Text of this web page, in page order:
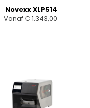
Novexx XLP514
Vanaf€ 1.343,00